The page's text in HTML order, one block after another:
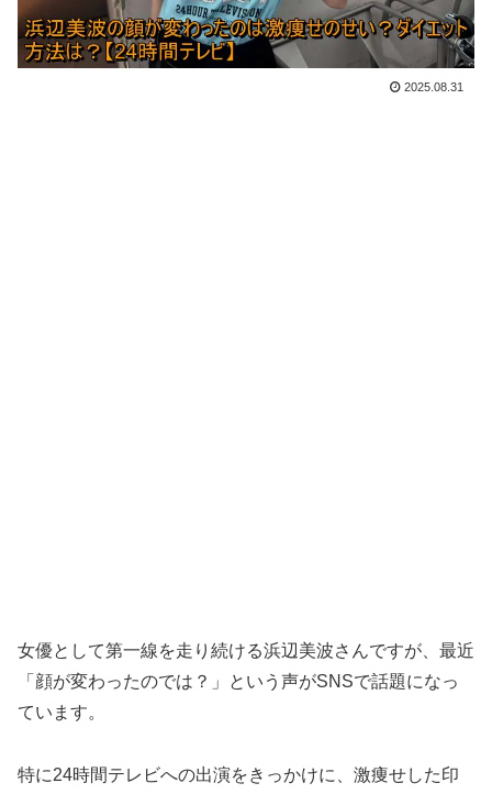
2025.08.31
女優として第一線を走り続ける浜辺美波さんですが、最近
「顔が変わったのでは？」という声がSNSで話題になっ
ています。
特に24時間テレビへの出演をきっかけに、激痩せした印